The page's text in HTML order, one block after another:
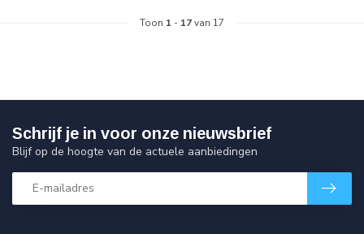
Toon 1 - 17van 17
Schrijf je in voor onze nieuwsbrief
Blijf op de hoogte van de actuele aanbiedingen